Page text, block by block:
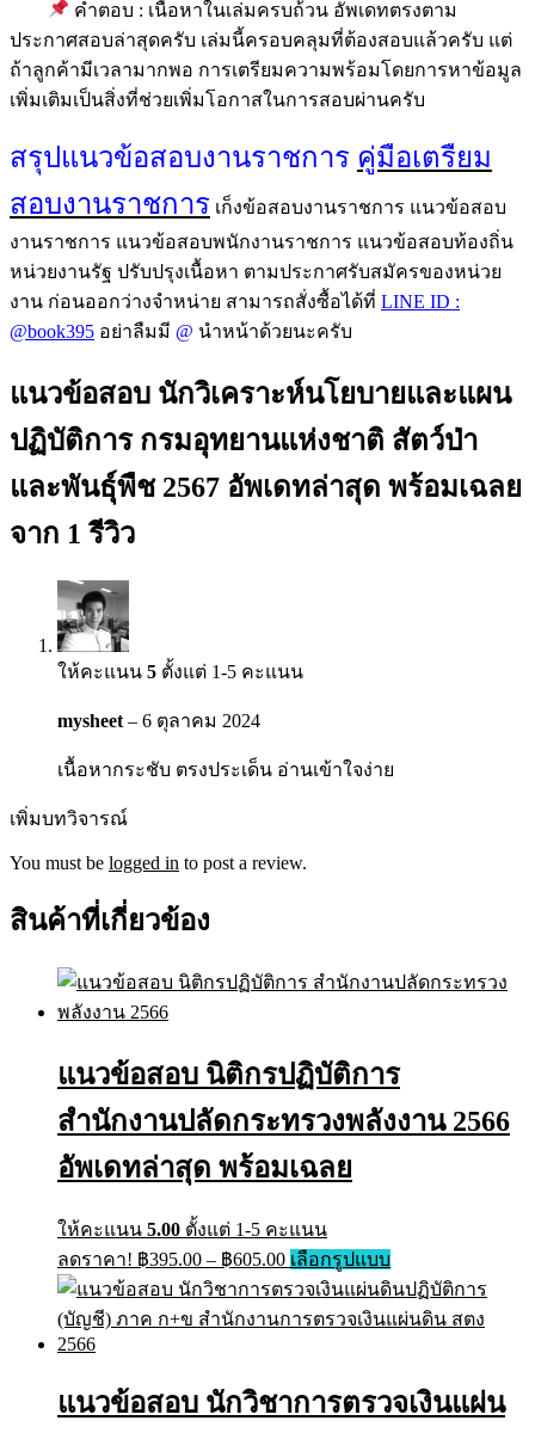
คำตอบ : เนื้อหาในเล่มครบถ้วน อัพเดทตรงตาม
ประกาศสอบล่าสุดครับ เล่มนี้ครอบคลุมที่ต้องสอบแล้วครับ แต่
ถ้าลูกค้ามีเวลามากพอ การเตรียมความพร้อมโดยการหาข้อมูล
เพิ่มเติมเป็นสิ่งที่ช่วยเพิ่มโอกาสในการสอบผ่านครับ
สรุปแนวข้อสอบงานราชการ คู่มือเตรืยม
สอบงานราชการ เก็งข้อสอบงานราชการ แนวข้อสอบ
งานราชการ แนวข้อสอบพนักงานราชการ แนวข้อสอบท้องถิ่น
หน่วยงานรัฐ ปรับปรุงเนื้อหา ตามประกาศรับสมัครของหน่วย
งาน ก่อนออกว่างจำหน่าย สามารถสั่งซื้อได้ที่ LINE ID :
@book395 อย่าลืมมี @ นำหน้าด้วยนะครับ
แนวข้อสอบ นักวิเคราะห์นโยบายและแผน
ปฏิบัติการ กรมอุทยานแห่งชาติ สัตว์ป่า
และพันธุ์พืช 2567 อัพเดทล่าสุด พร้อมเฉลย
จาก 1 รีวิว
ให้คะแนน 5 ตั้งแต่ 1-5 คะแนน
mysheet – 6 ตุลาคม 2024
เนื้อหากระชับ ตรงประเด็น อ่านเข้าใจง่าย
เพิ่มบทวิจารณ์
You must be logged in to post a review.
สินค้าที่เกี่ยวข้อง
แนวข้อสอบ นิติกรปฏิบัติการ
สำนักงานปลัดกระทรวงพลังงาน 2566
อัพเดทล่าสุด พร้อมเฉลย
ให้คะแนน 5.00 ตั้งแต่ 1-5 คะแนน
ลดราคา! ฿395.00 – ฿605.00Price
range:
฿395.00
through
เลือกรูปแบบThis
product
has
multiple
may
แนวข้อสอบ นักวิชาการตรวจเงินแผ่น